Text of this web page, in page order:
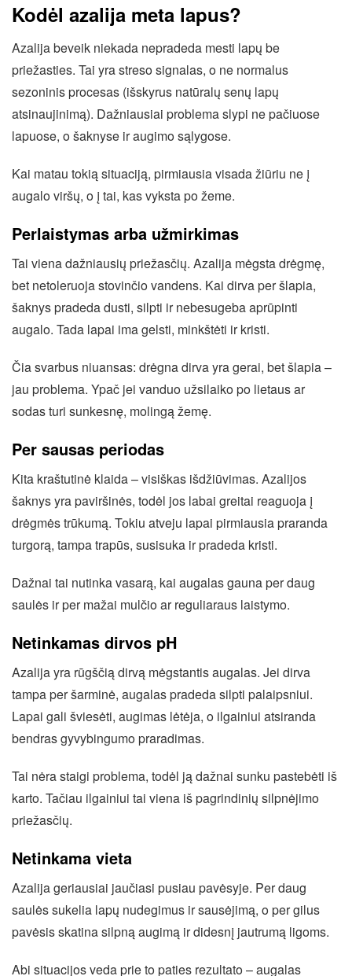
Kodėl azalija meta lapus?
Azalija beveik niekada nepradeda mesti lapų be
priežasties. Tai yra streso signalas, o ne normalus
sezoninis procesas (išskyrus natūralų senų lapų
atsinaujinimą). Dažniausiai problema slypi ne pačiuose
lapuose, o šaknyse ir augimo sąlygose.
Kai matau tokią situaciją, pirmiausia visada žiūriu ne į
augalo viršų, o į tai, kas vyksta po žeme.
Perlaistymas arba užmirkimas
Tai viena dažniausių priežasčių. Azalija mėgsta drėgmę,
bet netoleruoja stovinčio vandens. Kai dirva per šlapia,
šaknys pradeda dusti, silpti ir nebesugeba aprūpinti
augalo. Tada lapai ima gelsti, minkštėti ir kristi.
Čia svarbus niuansas: drėgna dirva yra gerai, bet šlapia –
jau problema. Ypač jei vanduo užsilaiko po lietaus ar
sodas turi sunkesnę, molingą žemę.
Per sausas periodas
Kita kraštutinė klaida – visiškas išdžiūvimas. Azalijos
šaknys yra paviršinės, todėl jos labai greitai reaguoja į
drėgmės trūkumą. Tokiu atveju lapai pirmiausia praranda
turgorą, tampa trapūs, susisuka ir pradeda kristi.
Dažnai tai nutinka vasarą, kai augalas gauna per daug
saulės ir per mažai mulčio ar reguliaraus laistymo.
Netinkamas dirvos pH
Azalija yra rūgščią dirvą mėgstantis augalas. Jei dirva
tampa per šarminė, augalas pradeda silpti palaipsniui.
Lapai gali šviesėti, augimas lėtėja, o ilgainiui atsiranda
bendras gyvybingumo praradimas.
Tai nėra staigi problema, todėl ją dažnai sunku pastebėti iš
karto. Tačiau ilgainiui tai viena iš pagrindinių silpnėjimo
priežasčių.
Netinkama vieta
Azalija geriausiai jaučiasi pusiau pavėsyje. Per daug
saulės sukelia lapų nudegimus ir sausėjimą, o per gilus
pavėsis skatina silpną augimą ir didesnį jautrumą ligoms.
Abi situacijos veda prie to paties rezultato – augalas